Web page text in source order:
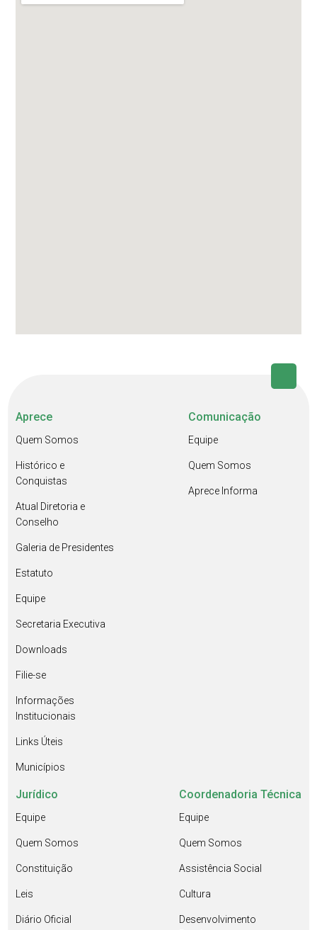
Aprece
Quem Somos
Histórico e
Conquistas
Atual Diretoria e
Conselho
Galeria de Presidentes
Estatuto
Equipe
Secretaria Executiva
Downloads
Filie-se
Informações
Institucionais
Links Úteis
Municípios
Comunicação
Equipe
Quem Somos
Aprece Informa
Jurídico
Equipe
Quem Somos
Constituição
Leis
Diário Oficial
Coordenadoria Técnica
Equipe
Quem Somos
Assistência Social
Cultura
Desenvolvimento